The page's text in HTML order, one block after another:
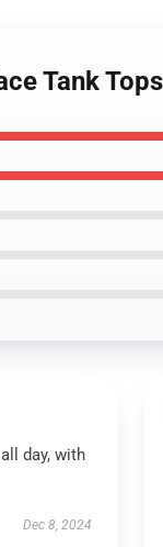
Tank
day, with
Dec 8, 2024